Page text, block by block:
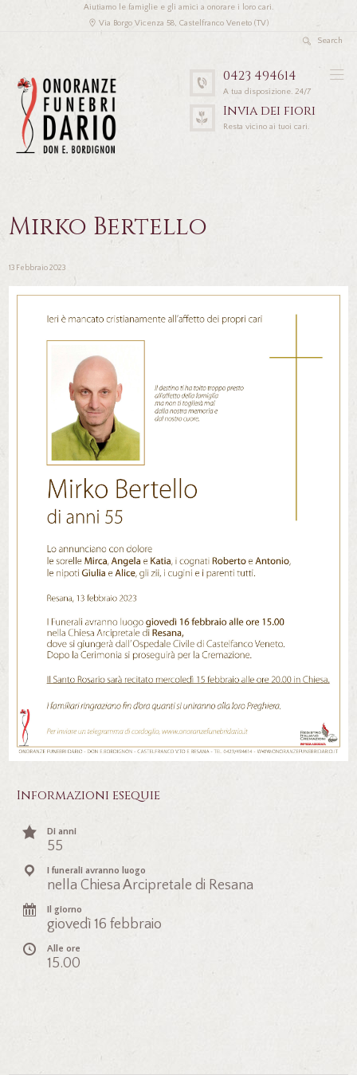
Aiutiamo le famiglie e gli amici a onorare i loro cari.
Via Borgo Vicenza 58, Castelfranco Veneto (TV)
0423 494614
A tua disposizione. 24/7
Invia dei fiori
Resta vicino ai tuoi cari.
Mirko Bertello
13 Febbraio 2023
Informazioni esequie
Di anni
55
I funerali avranno luogo
nella Chiesa Arcipretale di Resana
Il giorno
giovedì 16 febbraio
Alle ore
15.00